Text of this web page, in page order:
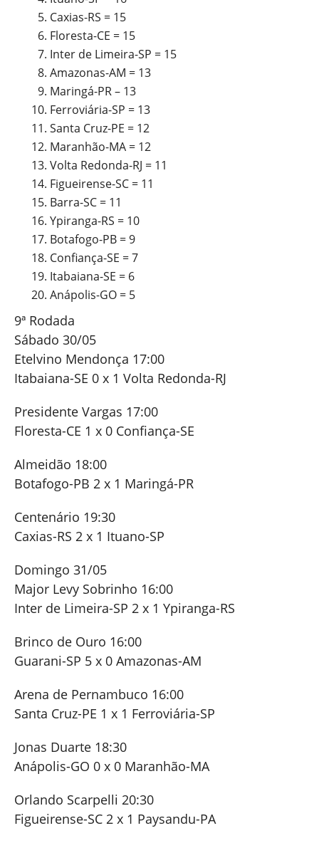
Caxias-RS = 15
Floresta-CE = 15
Inter de Limeira-SP = 15
Amazonas-AM = 13
Maringá-PR – 13
Ferroviária-SP = 13
Santa Cruz-PE = 12
Maranhão-MA = 12
Volta Redonda-RJ = 11
Figueirense-SC = 11
Barra-SC = 11
Ypiranga-RS = 10
Botafogo-PB = 9
Confiança-SE = 7
Itabaiana-SE = 6
Anápolis-GO = 5
9ª Rodada
Sábado 30/05
Etelvino Mendonça 17:00
Itabaiana-SE 0 x 1 Volta Redonda-RJ
Presidente Vargas 17:00
Floresta-CE 1 x 0 Confiança-SE
Almeidão 18:00
Botafogo-PB 2 x 1 Maringá-PR
Centenário 19:30
Caxias-RS 2 x 1 Ituano-SP
Domingo 31/05
Major Levy Sobrinho 16:00
Inter de Limeira-SP 2 x 1 Ypiranga-RS
Brinco de Ouro 16:00
Guarani-SP 5 x 0 Amazonas-AM
Arena de Pernambuco 16:00
Santa Cruz-PE 1 x 1 Ferroviária-SP
Jonas Duarte 18:30
Anápolis-GO 0 x 0 Maranhão-MA
Orlando Scarpelli 20:30
Figueirense-SC 2 x 1 Paysandu-PA